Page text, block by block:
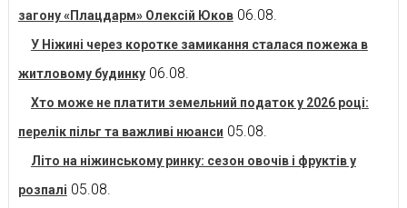
загону «Плацдарм» Олексій Юков 06.08.
У Ніжині через коротке замикання сталася пожежа в
житловому будинку 06.08.
Хто може не платити земельний податок у 2026 році:
перелік пільг та важливі нюанси 05.08.
Літо на ніжинському ринку: сезон овочів і фруктів у
розпалі 05.08.